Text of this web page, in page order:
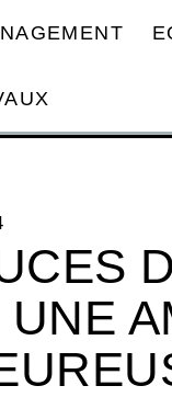
UNE